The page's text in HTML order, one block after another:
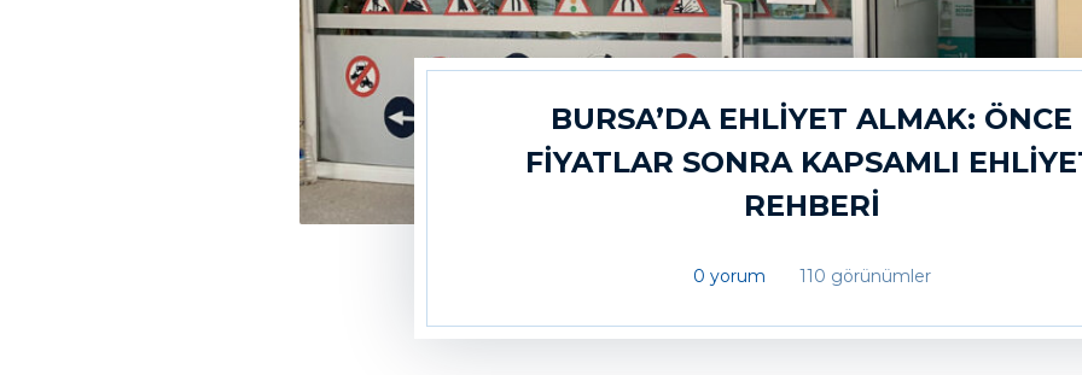
BURSA’DA EHLIYET ALMAK: ÖNCE
FIYATLAR SONRA KAPSAMLI
REHBERI
0 yorum 110 görünümler